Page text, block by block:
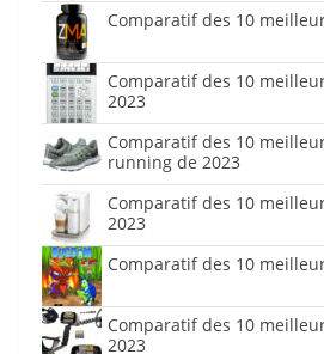
Comparatif des 10
Comparatif des 10
2023
Comparatif des 10
running de 2023
Comparatif des 10
2023
Comparatif des 10
Comparatif des 10
2023